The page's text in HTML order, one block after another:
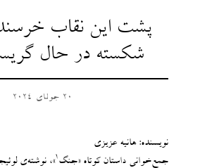
پشت این نقاب
شکسته در حال
20 جولای 2024
نویسنده: هانیه عزیزی
جمع‌خوانی داستان کوتاه «جنگ1»، نوشته‌ی